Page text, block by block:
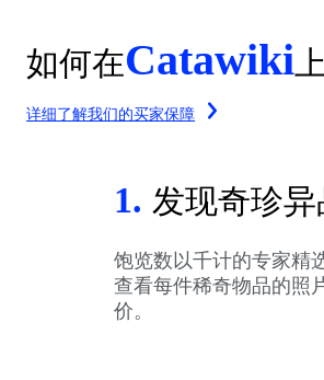
如何在Catawiki
详细了解我们的买家保障
1. 发现奇珍异
饱览数以千计的专家精
查看每件稀奇物品的照
价。